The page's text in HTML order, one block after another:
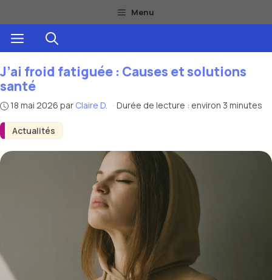
au
contenu
Menu
Menu
Actualités
J’ai froid fatiguée : Causes et solutions
santé
18 mai 2026 par Claire D. · Durée de lecture : environ 3 minutes